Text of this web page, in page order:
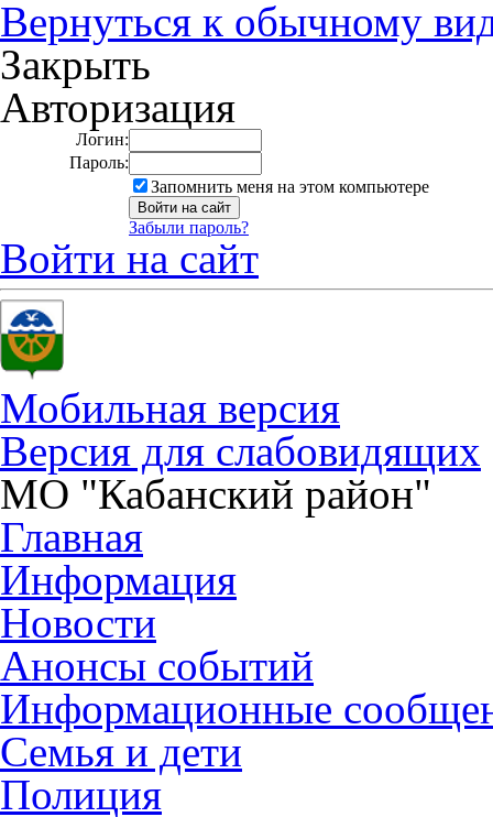
Вернуться к обычному
Закрыть
Авторизация
Логин:
Пароль:
Запомнить меня на этом компьютере
Забыли пароль?
Войти на сайт
Мобильная версия
Версия для слабовидящих
МО "Кабанский район"
Главная
Информация
Новости
Анонсы событий
Информационные
Семья и дети
Полиция